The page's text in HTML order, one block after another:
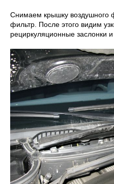
Снимаем крышку воздушного
фильтр. После этого видим
рециркуляционные заслонки и